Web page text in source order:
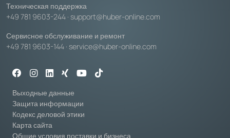
Техническая поддержка
+49 781 9603-244 · support@huber-online.com
Сервисное обслуживание и ремонт
+49 781 9603-144 · service@huber-online.com
Выходные данные
Защита информации
Кодекс деловой этики
Карта сайта
Общие условия поставки и бизнеса